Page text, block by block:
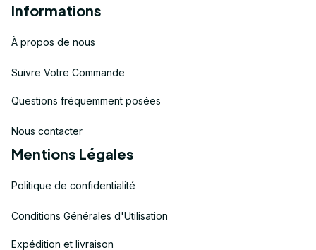
Informations
À propos de nous
Suivre Votre Commande
Questions fréquemment posées
Nous contacter
Mentions Légales
Politique de confidentialité
Conditions Générales d'Utilisation
Expédition et livraison